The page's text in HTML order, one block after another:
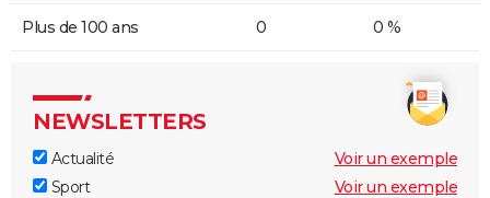
Plus de 100 ans 0 0 %
NEWSLETTERS
Actualité
Voir un exemple
Sport
Voir un exemple